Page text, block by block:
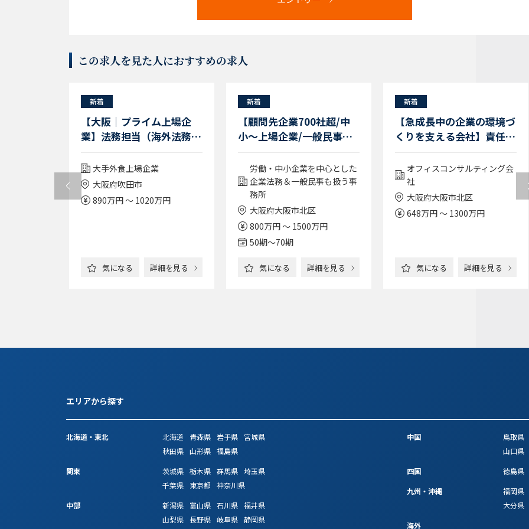
この求人を見た人におすすめの求人
新着
【大阪｜プライム上場企
業】法務担当（海外法務
級）大手外食上場企業
大阪府吹田市
890万円 ～ 1020万円
気になる 詳細を見る
新着
【顧問先企業700社超/中
小～上場企業/一般民事家
集/歓迎 企業法務5年以上
経験者（大阪勤務）
労働・中小企業を中心とした
企業法務＆一般民事も扱う事
務所
大阪府大阪市北区
800万円 ～ 1500万円
50期〜70期
気になる 詳細を見る
新着
【急成長中の企業の環境づ
くりを支える会社】責任者
上げメンバー
オフィスコンサルティング会
社
大阪府大阪市北区
648万円 ～ 1300万円
気になる 詳細を見る
エリアから探す
北海道・東北 北海道 青森県 岩手県
宮城県
秋田県 山形県 福島県
関東
茨城県 栃木県 群馬県 埼玉県
千葉県
東京都
神奈川県
中部
新潟県 富山県 石川県 福井県
山梨県
長野県 岐阜県 静岡県
中国 鳥取県
山口県
四国
徳島県
九州・沖縄
福岡県
大分県
海外